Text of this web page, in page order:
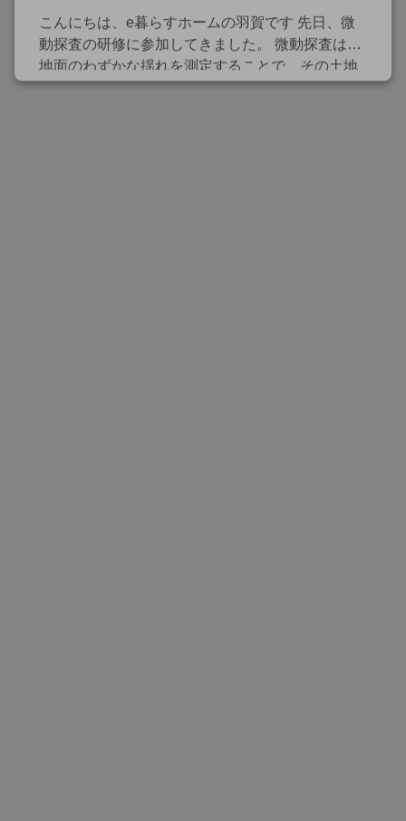
こんにちは、e暮らすホームの羽賀です 先日、微
動探査の研修に参加してきました。 微動探査は、
地面のわずかな揺れを測定することで、その土地
が持つ地盤の特性を把握するための調査です。 一